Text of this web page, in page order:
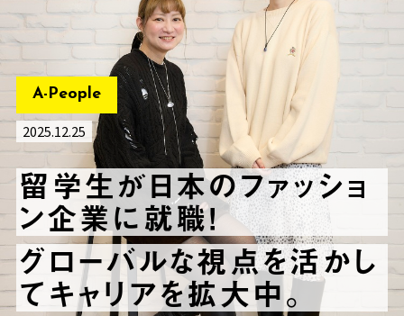
A-People
2025.12.25
留学生が日本のファッショ
ン企業に就職！
グローバルな視点を活かし
てキャリアを拡大中。